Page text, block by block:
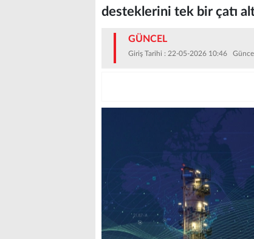
desteklerini tek bir çatı
GÜNCEL
Giriş Tarihi : 22-05-2026 10:46